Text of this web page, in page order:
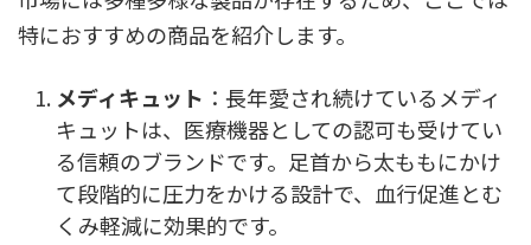
特におすすめの商品を紹介します。
メディキュット ：長年愛され続けているメディ
キュットは、医療機器としての認可も受けてい
る信頼のブランドです。足首から太ももにかけ
て段階的に圧力をかける設計で、血行促進とむ
くみ軽減に効果的です。